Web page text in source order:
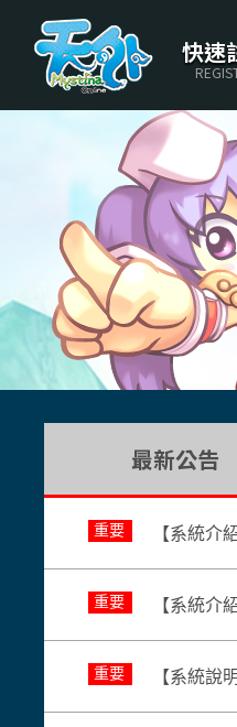
快速
最新公告
重要 【系統介
重要 【系統介
重要 【系統說